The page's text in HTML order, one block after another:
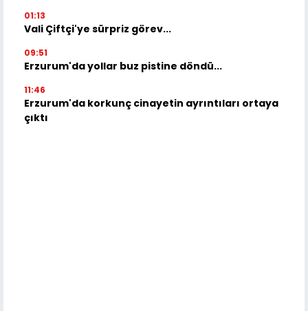
01:13
Vali Çiftçi'ye sürpriz görev...
09:51
Erzurum'da yollar buz pistine döndü...
11:46
Erzurum'da korkunç cinayetin ayrıntıları ortaya
çıktı